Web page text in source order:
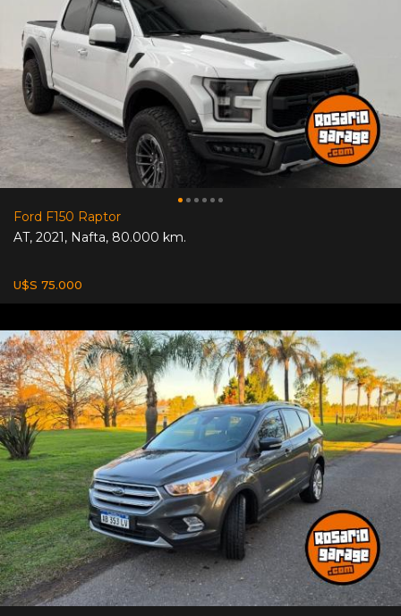
Ford F150 Raptor
AT, 2021, Nafta, 80.000 km.
U$S 75.000